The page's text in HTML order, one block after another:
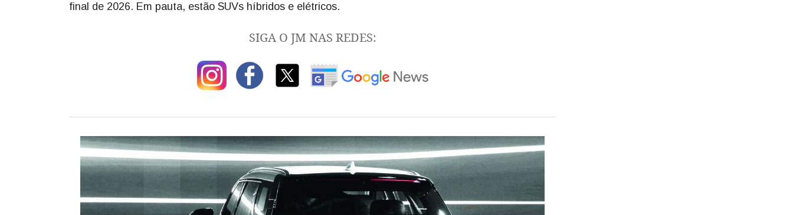
final de 2026. Em pauta, estão SUVs híbridos e elétricos.
SIGA O JM NAS REDES: